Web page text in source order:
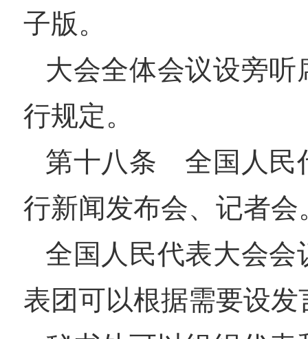
子版。
大会全体会议设旁听
行规定。
第十八条 全国人民
行新闻发布会、记者会
全国人民代表大会会
表团可以根据需要设发